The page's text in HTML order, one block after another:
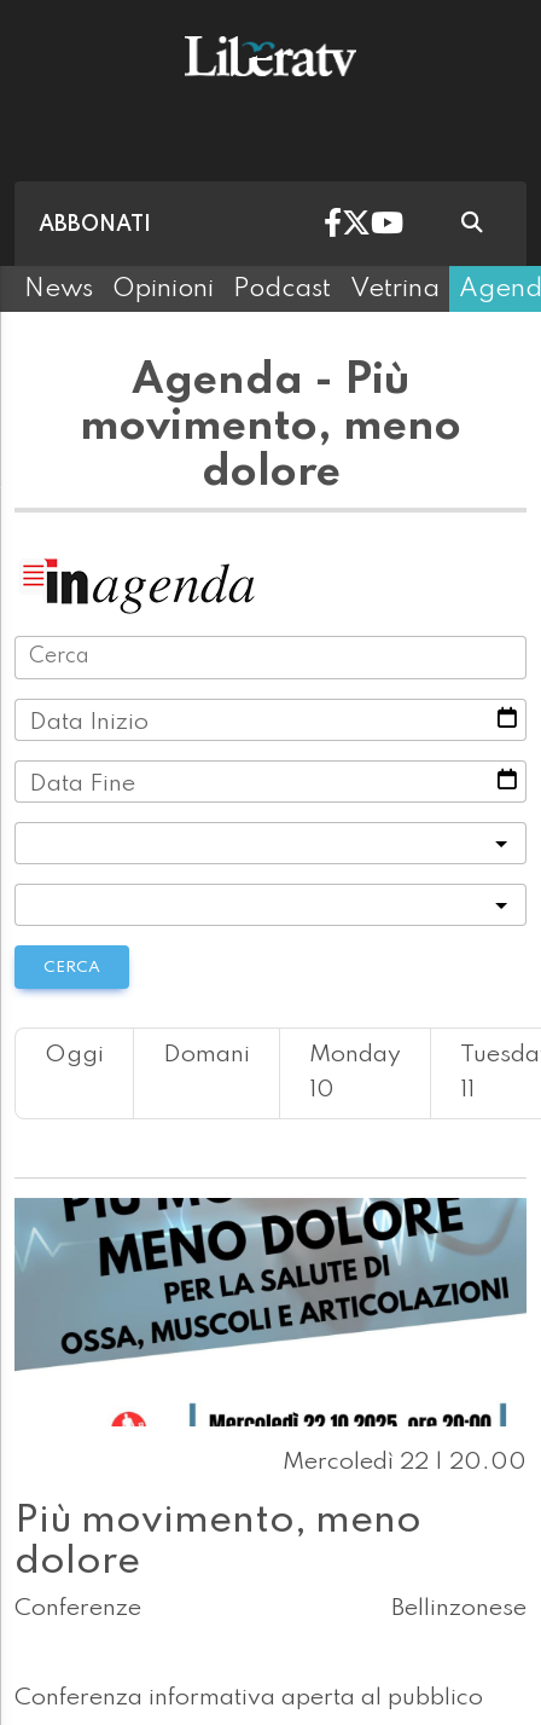
ABBONATI
News Opinioni Podcast Vetrina
Agenda - Più
movimento, meno
dolore
Data Inizio
Data Fine
CERCA
Oggi Domani
Monday
10
11
Mercoledì 22 | 20.00
Più movimento, meno
dolore
Conferenze Bellinzonese
Conferenza informativa aperta al pubblico